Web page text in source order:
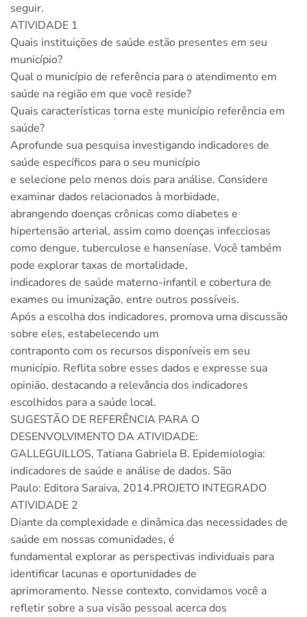
seguir.
ATIVIDADE 1
Quais instituições de saúde estão presentes em seu
município?
Qual o município de referência para o atendimento em
saúde na região em que você reside?
Quais características torna este município referência em
saúde?
Aprofunde sua pesquisa investigando indicadores de
saúde específicos para o seu município
e selecione pelo menos dois para análise. Considere
examinar dados relacionados à morbidade,
abrangendo doenças crônicas como diabetes e
hipertensão arterial, assim como doenças infecciosas
como dengue, tuberculose e hanseníase. Você também
pode explorar taxas de mortalidade,
indicadores de saúde materno-infantil e cobertura de
exames ou imunização, entre outros possíveis.
Após a escolha dos indicadores, promova uma discussão
sobre eles, estabelecendo um
contraponto com os recursos disponíveis em seu
município. Reflita sobre esses dados e expresse sua
opinião, destacando a relevância dos indicadores
escolhidos para a saúde local.
SUGESTÃO DE REFERÊNCIA PARA O
DESENVOLVIMENTO DA ATIVIDADE:
GALLEGUILLOS, Tatiana Gabriela B. Epidemiologia:
indicadores de saúde e análise de dados. São
Paulo: Editora Saraiva, 2014.PROJETO INTEGRADO
ATIVIDADE 2
Diante da complexidade e dinâmica das necessidades de
saúde em nossas comunidades, é
fundamental explorar as perspectivas individuais para
identificar lacunas e oportunidades de
aprimoramento. Nesse contexto, convidamos você a
refletir sobre a sua visão pessoal acerca dos